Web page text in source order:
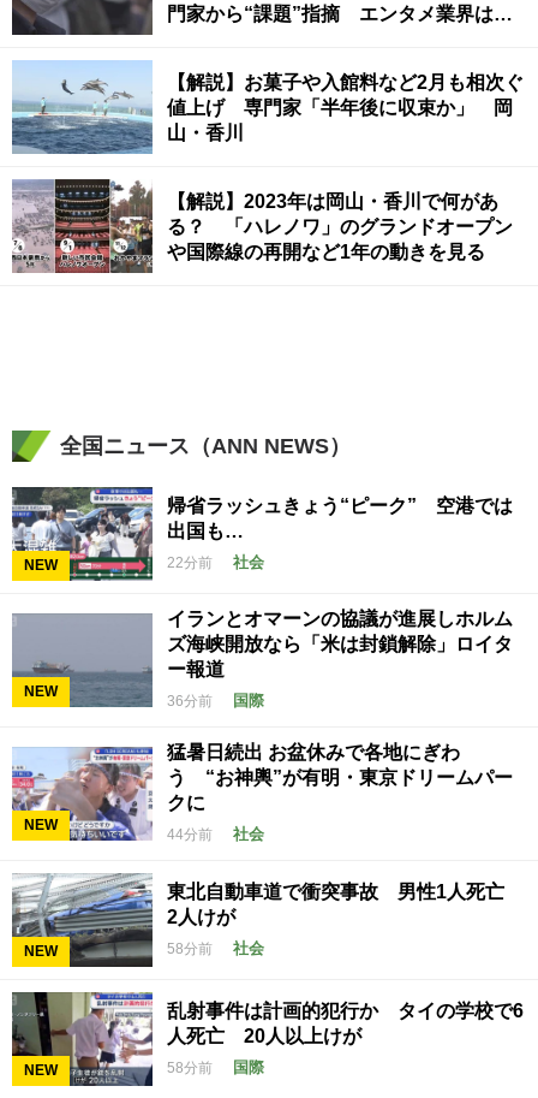
門家から“課題”指摘 エンタメ業界は
【解説】お菓子や入館料など2月も相次ぐ
値上げ 専門家「半年後に収束か」 岡
山・香川
【解説】2023年は岡山・香川で何があ
る？ 「ハレノワ」のグランドオープン
や国際線の再開など1年の動きを見る
全国ニュース（ANN NEWS）
NEW
帰省ラッシュきょう“ピーク” 空港では
出国も…
22分前 社会
NEW
イランとオマーンの協議が進展しホルム
ズ海峡開放なら「米は封鎖解除」ロイタ
ー報道
36分前 国際
NEW
猛暑日続出 お盆休みで各地にぎわ
う “お神輿”が有明・東京ドリームパー
クに
44分前 社会
NEW
東北自動車道で衝突事故 男性1人死亡
2人けが
58分前 社会
NEW
乱射事件は計画的犯行か タイの学校で6
人死亡 20人以上けが
58分前 国際